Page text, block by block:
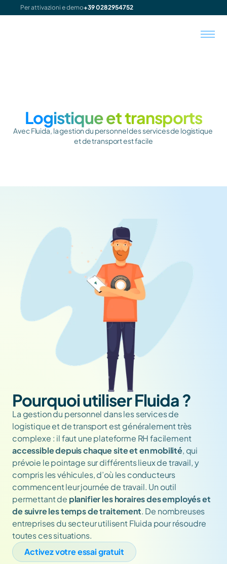
Per attivazioni e demo+39 0282954752
Logistique et transports
Avec Fluida, la gestion du personnel des services de logistique
et de transport est facile
Pourquoi utiliser Fluida ?
La gestion du personnel dans les services de
logistique et de transport est généralement très
complexe : il faut une plateforme RH facilement
accessible depuis chaque site et en mobilité, qui
prévoie le pointage sur différents lieux de travail, y
compris les véhicules, d’où les conducteurs
commencent leur journée de travail. Un outil
permettant de planifier les horaires des employés et
de suivre les temps de traitement. De nombreuses
entreprises du secteur utilisent Fluida pour résoudre
toutes ces situations.
Activez votre essai gratuit